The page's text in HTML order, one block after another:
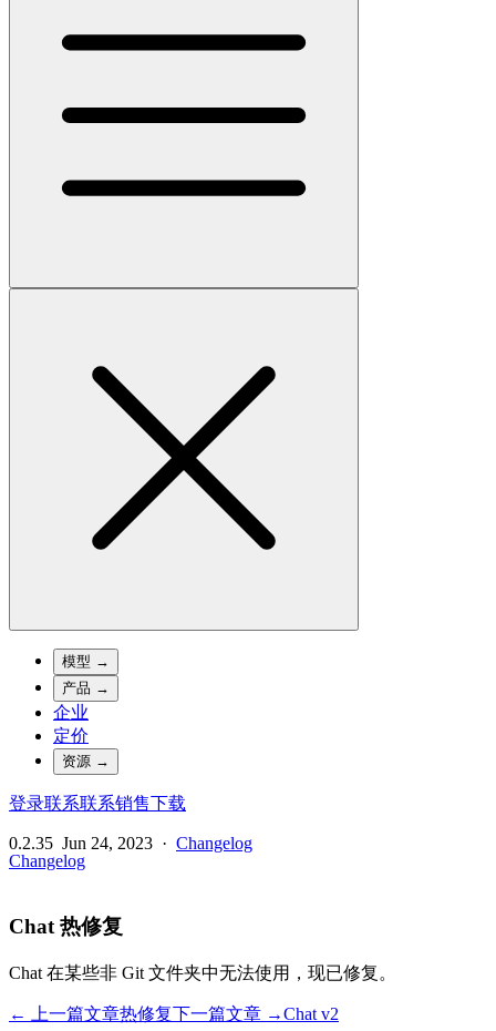
模型 →
产品 →
企业
定价
资源 →
登录联系联系销售下载
0.2.35 Jun 24, 2023 · Changelog
Changelog
Chat 热修复
Chat 在某些非 Git 文件夹中无法使用，现已修复。
← 上一篇文章热修复下一篇文章 →Chat v2